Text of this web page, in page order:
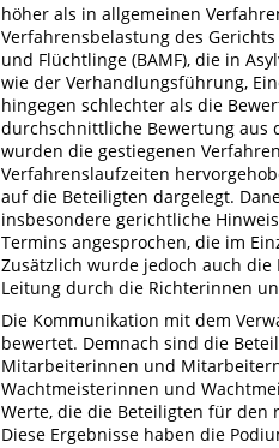
höher als in allgemeinen
Verfahrensbelastung des
und Flüchtlinge (BAMF), die in
wie der Verhandlungsführung,
hingegen schlechter als die
durchschnittliche Bewertung aus
wurden die gestiegenen
Verfahrenslaufzeiten
auf die Beteiligten dargelegt.
insbesondere gerichtliche
Termins angesprochen, die im
Zusätzlich wurde jedoch auch
Leitung durch die Richterinnen
Die Kommunikation mit dem
bewertet. Demnach sind die
Mitarbeiterinnen und
Wachtmeisterinnen und
Werte, die die Beteiligten für den
Diese Ergebnisse haben die